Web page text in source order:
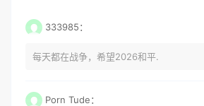
333985：
每天都在战争，希望2026和平.
Porn Tude：